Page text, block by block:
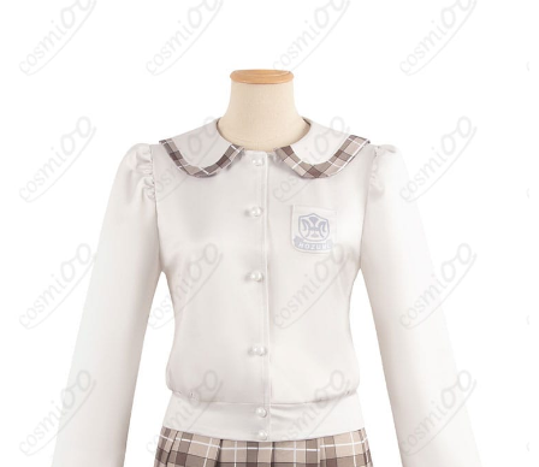
トップス、スカート、靴下（セット内容は
生産バッチや工芸アップグレードにより異
なる場合があります）
サイズ
加工に7～15営業日、配送に5～7営業日（※
土日祝除く）、合計で12～22営業日程度で
支払い方法
クレジットカード（VISA、Master、JCB、
Discover、AMERICAN EXPRESS）、
PayPal、銀行振込
着用シーン
コスプレイベント、写真撮影、舞台、公
演、ハロウィン、アニメコン、パーティー